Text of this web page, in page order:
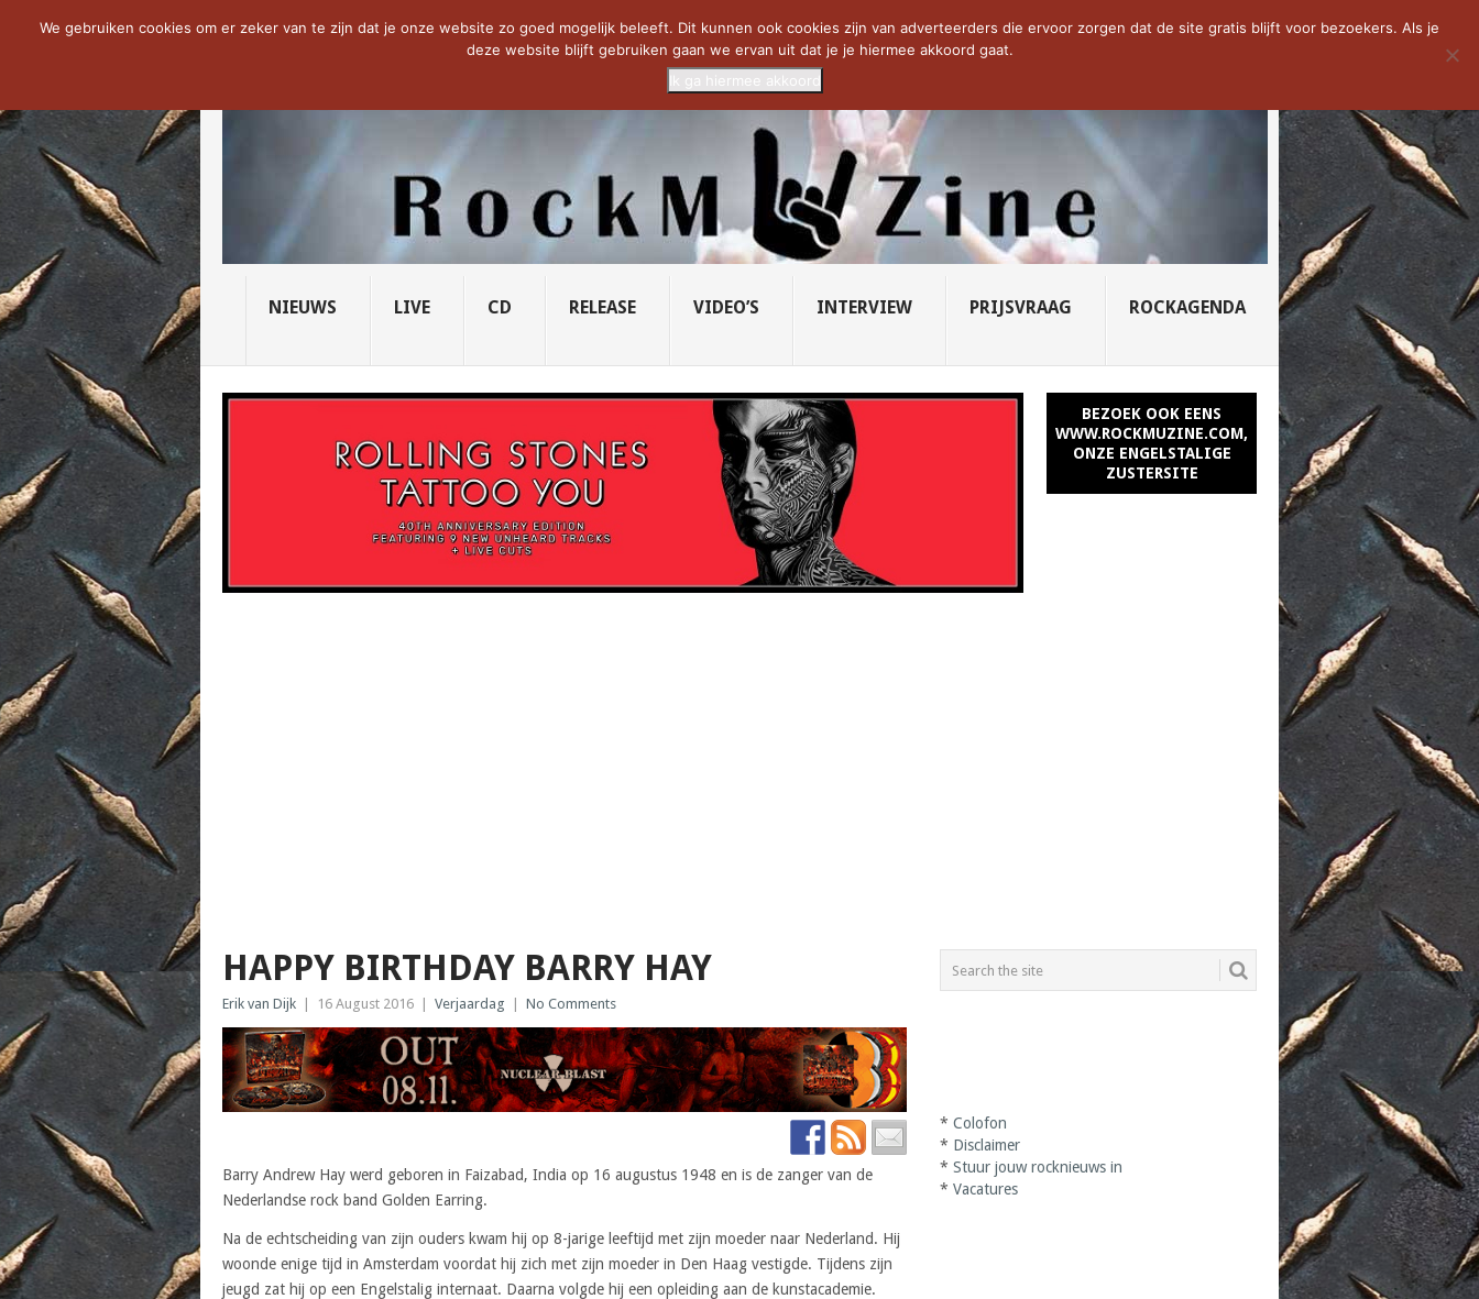
NOW TRENDING: THE VICIOUS HEAD SOCIETY... PRIDE OF LIONS – U... SAVATAGE KOMT TERUG IN 0... CD VAN DE WEEK: SLEEPING...
NIEUWS LIVE CD RELEASE VIDEO’S INTERVIEW PRIJSVRAAG ROCKAGENDA
BEZOEK OOK EENS
WWW.ROCKMUZINE.COM,
ONZE ENGELSTALIGE
ZUSTERSITE
HAPPY BIRTHDAY BARRY HAY
Erik van Dijk 16 August 2016 Verjaardag No Comments
Barry Andrew Hay werd geboren in Faizabad, India op 16 augustus 1948 en is de zanger van de
Nederlandse rock band Golden Earring.
Na de echtscheiding van zijn ouders kwam hij op 8-jarige leeftijd met zijn moeder naar Nederland. Hij
woonde enige tijd in Amsterdam voordat hij zich met zijn moeder in Den Haag vestigde. Tijdens zijn
jeugd zat hij op een Engelstalig internaat. Daarna volgde hij een opleiding aan de kunstacademie.
*Colofon
* Disclaimer
*Stuur jouw rocknieuws in
*Vacatures
We gebruiken cookies om er zeker van te zijn dat je onze website zo goed mogelijk beleeft. Dit kunnen ook cookies zijn van adverteerders die ervoor zorgen dat de site gratis blijft voor bezoekers. Als je
deze website blijft gebruiken gaan we ervan uit dat je je hiermee akkoord gaat.
Ik ga hiermee akkoord